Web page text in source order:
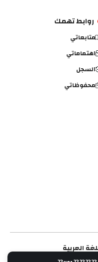
روابط تهمك
متابعاتي
اهتماماتي
السجل
محفوظاتي
العربية